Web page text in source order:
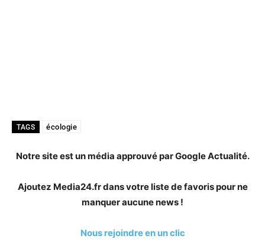
TAGS écologie
Notre site est un média approuvé par Google Actualité.
Ajoutez Media24.fr dans votre liste de favoris pour ne
manquer aucune news !
Nous rejoindre en un clic